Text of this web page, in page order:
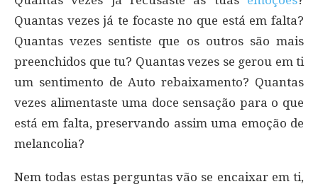
Quantas vezes já te focaste no que está em falta?
Quantas vezes sentiste que os outros são mais
preenchidos que tu? Quantas vezes se gerou em ti
um sentimento de Auto rebaixamento? Quantas
vezes alimentaste uma doce sensação para o que
está em falta, preservando assim uma emoção de
melancolia?
Nem todas estas perguntas vão se encaixar em ti,